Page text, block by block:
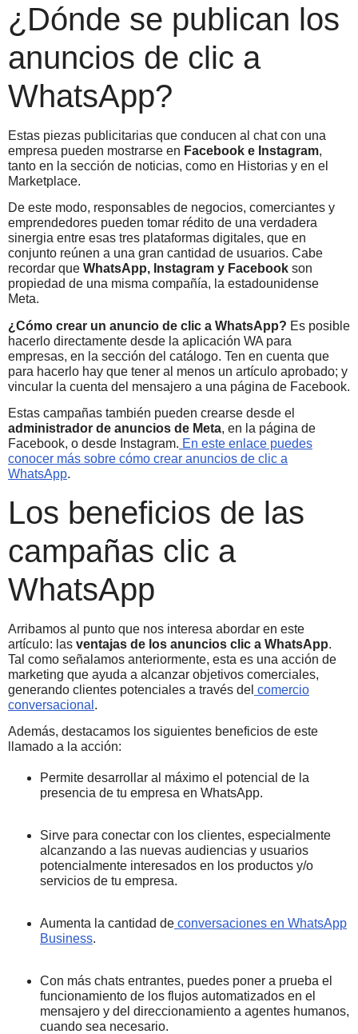
¿Dónde se publican los
anuncios de clic a
WhatsApp?
Estas piezas publicitarias que conducen al chat con una
empresa pueden mostrarse en Facebook e Instagram,
tanto en la sección de noticias, como en Historias y en el
Marketplace.
De este modo, responsables de negocios, comerciantes y
emprendedores pueden tomar rédito de una verdadera
sinergia entre esas tres plataformas digitales, que en
conjunto reúnen a una gran cantidad de usuarios. Cabe
recordar que WhatsApp, Instagram y Facebook son
propiedad de una misma compañía, la estadounidense
Meta.
¿Cómo crear un anuncio de clic a WhatsApp? Es posible
hacerlo directamente desde la aplicación WA para
empresas, en la sección del catálogo. Ten en cuenta que
para hacerlo hay que tener al menos un artículo aprobado; y
vincular la cuenta del mensajero a una página de Facebook.
Estas campañas también pueden crearse desde el
administrador de anuncios de Meta, en la página de
Facebook, o desde Instagram. En este enlace puedes
conocer más sobre cómo crear anuncios de clic a
WhatsApp.
Los beneficios de las
campañas clic a
WhatsApp
Arribamos al punto que nos interesa abordar en este
artículo: las ventajas de los anuncios clic a WhatsApp.
Tal como señalamos anteriormente, esta es una acción de
marketing que ayuda a alcanzar objetivos comerciales,
generando clientes potenciales a través del comercio
conversacional .
Además, destacamos los siguientes beneficios de este
llamado a la acción:
Permite desarrollar al máximo el potencial de la
presencia de tu empresa en WhatsApp.
Sirve para conectar con los clientes, especialmente
alcanzando a las nuevas audiencias y usuarios
potencialmente interesados en los productos y/o
servicios de tu empresa.
Aumenta la cantidad de conversaciones en WhatsApp
Business.
Con más chats entrantes, puedes poner a prueba el
funcionamiento de los flujos automatizados en el
mensajero y del direccionamiento a agentes humanos,
cuando sea necesario.